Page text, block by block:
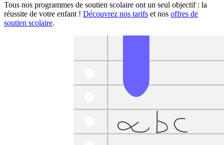
Tous nos programmes de soutien scolaire ont un seul objectif : la
réussite de votre enfant ! Découvrez nos tarifs et nos offres de
soutien scolaire.